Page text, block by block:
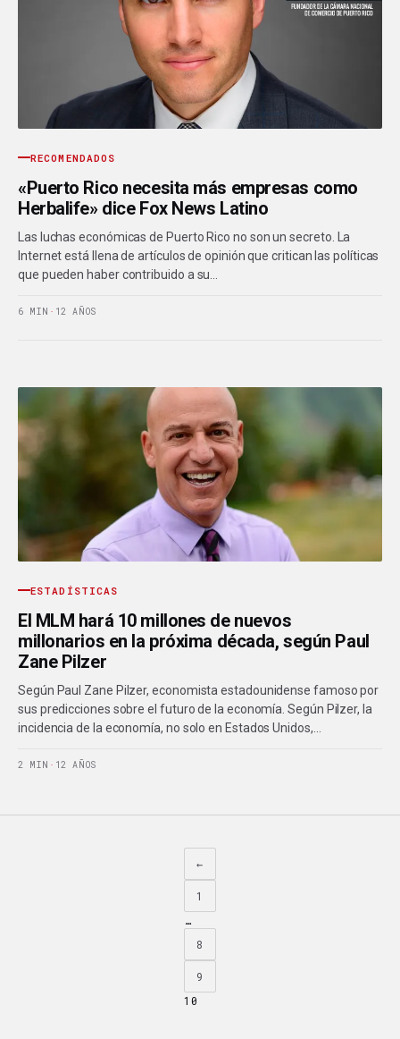
RECOMENDADOS
«Puerto Rico necesita más empresas como
Herbalife» dice Fox News Latino
Las luchas económicas de Puerto Rico no son un secreto. La
Internet está llena de artículos de opinión que critican las políticas
que pueden haber contribuido a su…
6 MIN · 12 AÑOS
ESTADÍSTICAS
El MLM hará 10 millones de nuevos
millonarios en la próxima década, según Paul
Zane Pilzer
Según Paul Zane Pilzer, economista estadounidense famoso por
sus predicciones sobre el futuro de la economía. Según Pilzer, la
incidencia de la economía, no solo en Estados Unidos,…
2 MIN · 12 AÑOS
←
1
…
8
9
10